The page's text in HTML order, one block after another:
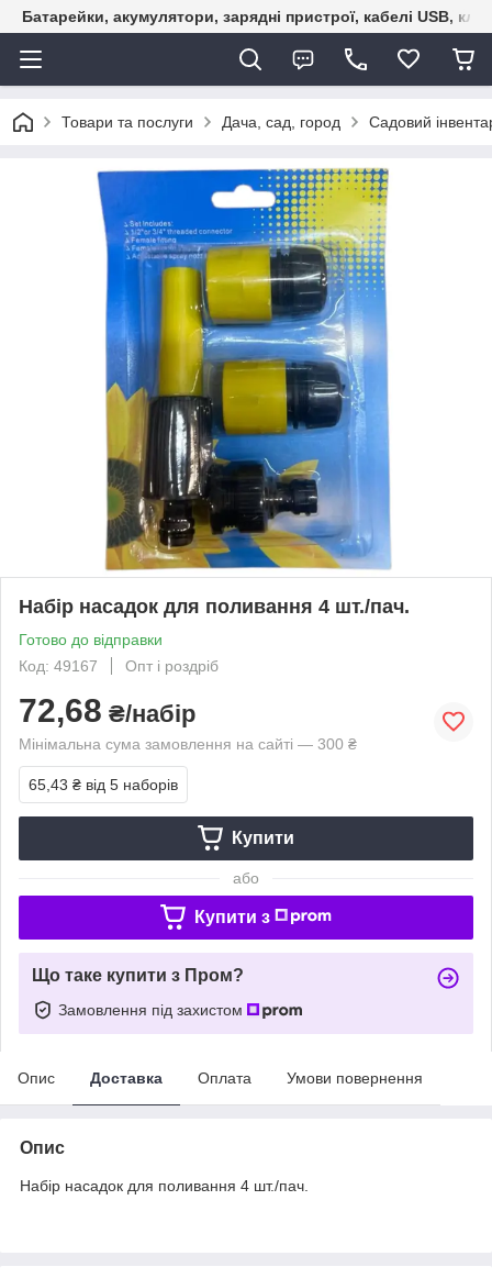
Батарейки, акумулятори, зарядні пристрої, кабелі USB,
Товари та послуги Дача, сад, город Садовий
Набір насадок для поливання 4 шт./пач.
Готово до відправки
Код: 49167
Опт і роздріб
72,68 ₴/набір
Мінімальна сума замовлення на сайті — 300 ₴
65,43 ₴ від 5 наборів
Купити
або
Купити з
Що таке купити з Пром?
Замовлення під захистом
Опис Доставка Оплата Умови повернення
Опис
Набір насадок для поливання 4 шт./пач.